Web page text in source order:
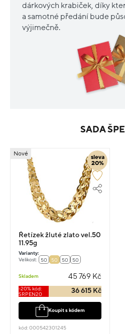
dárkových krabiček, díky
a samotné předání bude
výjimečně.
SADA
sleva
20%
Nové
Řetízek žluté zlato vel.50
11.95g
Varianty:
Velikost:
50 50 50 50
Skladem 45 769 Kč
-20% kód:
SRPEN20
36 615 Kč
Koupit s kódem
kód: 000542301245